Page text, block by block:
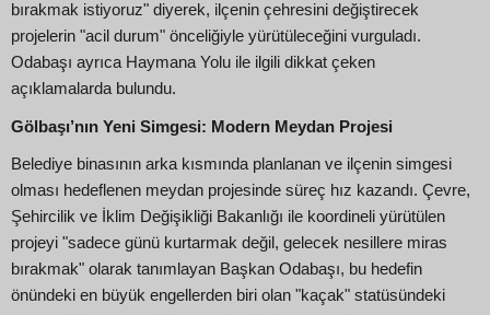
bırakmak istiyoruz" diyerek, ilçenin çehresini değiştirecek
projelerin "acil durum" önceliğiyle yürütüleceğini vurguladı.
Odabaşı ayrıca Haymana Yolu ile ilgili dikkat çeken
açıklamalarda bulundu.
Gölbaşı’nın Yeni Simgesi: Modern Meydan Projesi
Belediye binasının arka kısmında planlanan ve ilçenin simgesi
olması hedeflenen meydan projesinde süreç hız kazandı. Çevre,
Şehircilik ve İklim Değişikliği Bakanlığı ile koordineli yürütülen
projeyi "sadece günü kurtarmak değil, gelecek nesillere miras
bırakmak" olarak tanımlayan Başkan Odabaşı, bu hedefin
önündeki en büyük engellerden biri olan "kaçak" statüsündeki